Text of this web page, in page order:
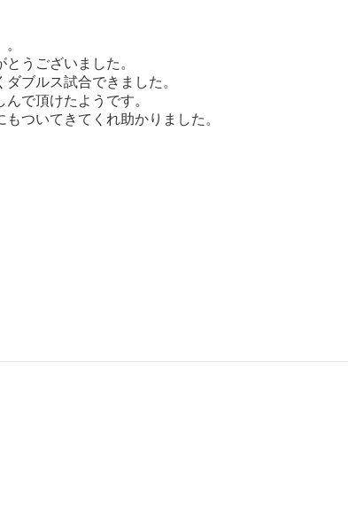
うございました。
ブルス試合できました。
で頂けたようです。
ついてきてくれ助かりました。